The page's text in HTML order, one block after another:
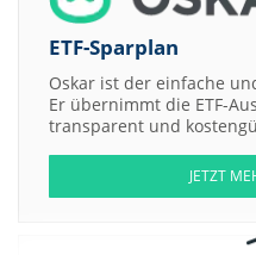
ETF-Sparplan
Oskar ist der einfache
Er übernimmt die ETF-
transparent und
JETZT